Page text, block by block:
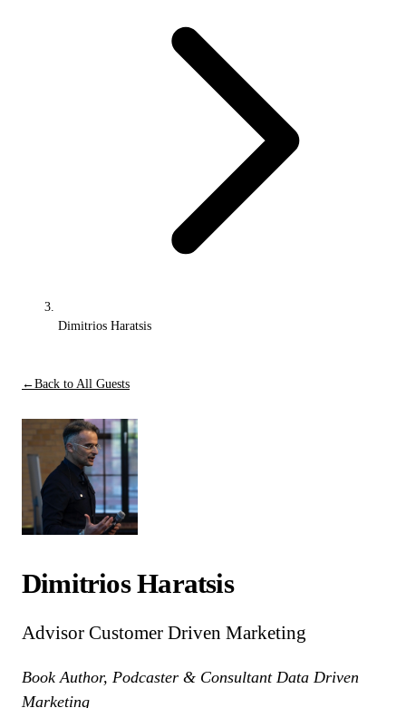
Dimitrios Haratsis
←Back to All Guests
Dimitrios Haratsis
Advisor Customer Driven Marketing
Book Author, Podcaster & Consultant Data Driven
Marketing